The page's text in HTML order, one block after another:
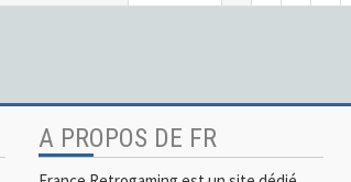
A PROPOS DE FR